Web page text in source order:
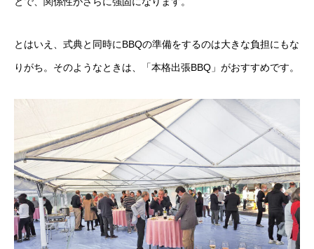
とはいえ、式典と同時にBBQの準備をするのは大きな負担にもな
りがち。そのようなときは、「本格出張BBQ 」がおすすめです。